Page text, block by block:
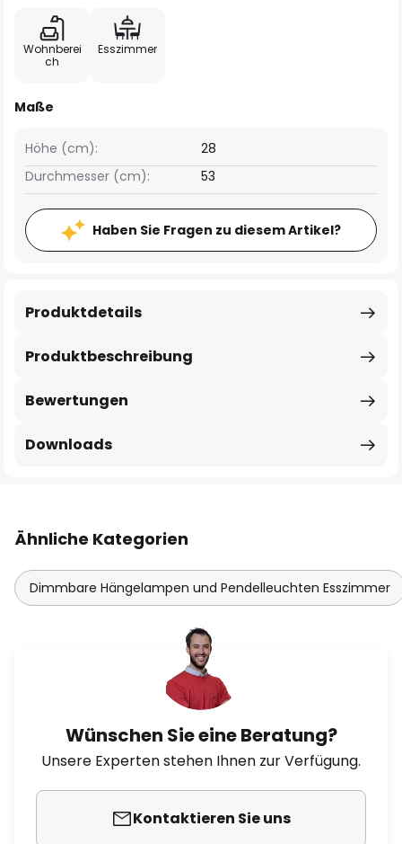
Wohnberei
ch
Esszimmer
Maße
Höhe (cm):
28
Durchmesser (cm):
53
Haben Sie Fragen zu diesem Artikel?
Produktbeschreibung
Produktdetails
Bewertungen
Downloads
Ähnliche Kategorien
Dimmbare Hängelampen und Pendelleuchten Esszimmer
Wünschen Sie eine Beratung?
Unsere Experten stehen Ihnen zur Verfügung.
Kontaktieren Sie uns